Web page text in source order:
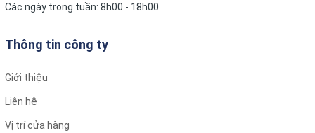
Việc trang bị Cốp trước cho LIMO GREEN không chỉ là
an toàn và chất lượng dịch vụ cao cấp. Với các thiết kế
để đồ phía trước là một giải pháp hoàn hảo cho những
khách hàng muốn tối ưu hóa không gian, giảm thiểu rủi
Các ngày trong tuần: 8h00 - 18h00
Thông tin công ty
Giới thiệu
Liên hệ
Vị trí cửa hàng